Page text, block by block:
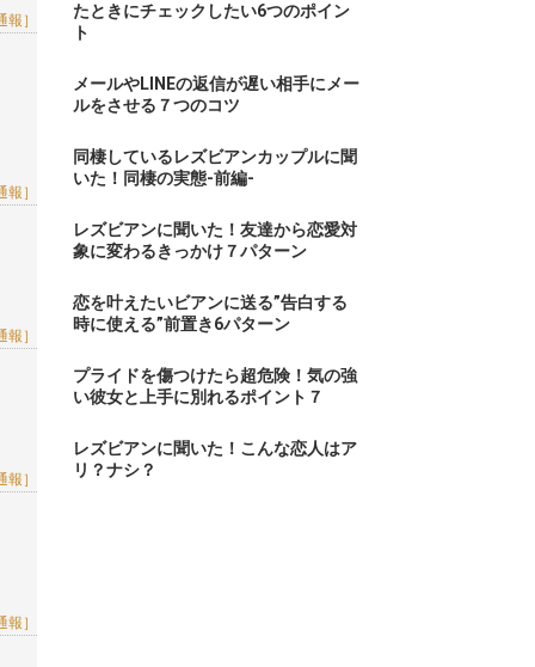
報］
報］
報］
報］
報］
たときにチェックしたい6つのポイン
ト
メールやLINEの返信が遅い相手にメー
ルをさせる７つのコツ
同棲しているレズビアンカップルに聞
いた！同棲の実態-前編-
レズビアンに聞いた！友達から恋愛対
象に変わるきっかけ７パターン
恋を叶えたいビアンに送る”告白する
時に使える”前置き6パターン
プライドを傷つけたら超危険！気の強
い彼女と上手に別れるポイント７
レズビアンに聞いた！こんな恋人はア
リ？ナシ？